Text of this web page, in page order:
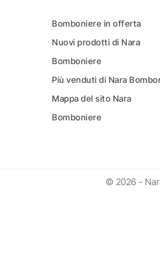
Bomboniere in offerta
Nuovi prodotti di Nara
Bomboniere
Più venduti di Nara
Mappa del sito Nara
Bomboniere
© 2026 -